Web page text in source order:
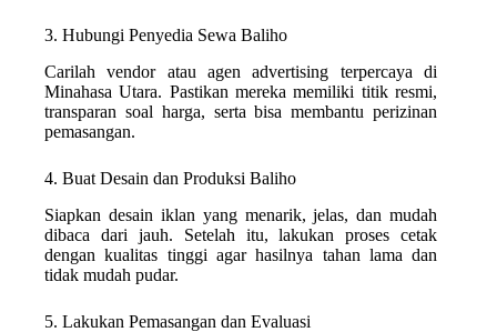
3. Hubungi Penyedia Sewa Baliho
Carilah vendor atau agen advertising terpercaya di
Minahasa Utara. Pastikan mereka memiliki titik resmi,
transparan soal harga, serta bisa membantu perizinan
pemasangan.
4. Buat Desain dan Produksi Baliho
Siapkan desain iklan yang menarik, jelas, dan mudah
dibaca dari jauh. Setelah itu, lakukan proses cetak
dengan kualitas tinggi agar hasilnya tahan lama dan
tidak mudah pudar.
5. Lakukan Pemasangan dan Evaluasi